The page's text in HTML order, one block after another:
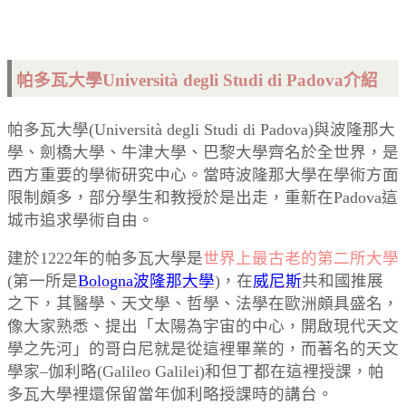
帕多瓦大學Università degli Studi di Padova介紹
帕多瓦大學(Università degli Studi di Padova)與波隆那大
學、劍橋大學、牛津大學、巴黎大學齊名於全世界，是
西方重要的學術研究中心。當時波隆那大學在學術方面
限制頗多，部分學生和教授於是出走，重新在Padova這
城市追求學術自由。
建於1222年的帕多瓦大學是世界上最古老的第二所大學
(第一所是Bologna波隆那大學)，在威尼斯共和國推展
之下，其醫學、天文學、哲學、法學在歐洲頗具盛名，
像大家熟悉、提出「太陽為宇宙的中心，開啟現代天文
學之先河」的哥白尼就是從這裡畢業的，而著名的天文
學家–伽利略(Galileo Galilei)和但丁都在這裡授課，帕
多瓦大學裡還保留當年伽利略授課時的講台。